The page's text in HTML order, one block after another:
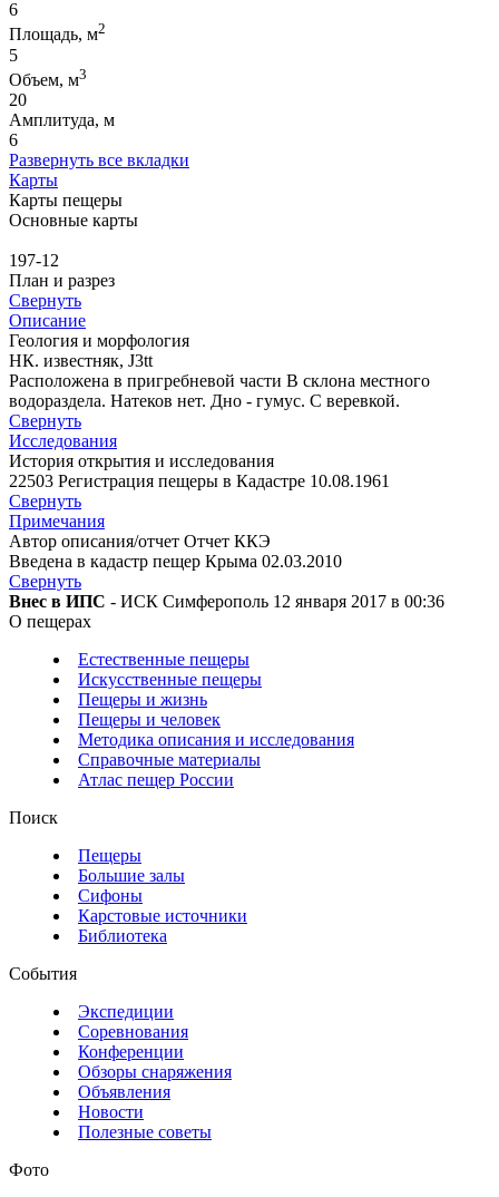
6
Площадь, м2
5
Объем, м3
20
Амплитуда, м
6
Развернуть все вкладки
Карты
Карты пещеры
Основные карты
197-12
План и разрез
Свернуть
Описание
Геология и морфология
НК. известняк, J3tt
Расположена в пригребневой части В склона местного
водораздела. Натеков нет. Дно - гумус. С веревкой.
Свернуть
Исследования
История открытия и исследования
22503 Регистрация пещеры в Кадастре 10.08.1961
Свернуть
Примечания
Автор описания/отчет Отчет ККЭ
Введена в кадастр пещер Крыма 02.03.2010
Свернуть
Внес в ИПС - ИСК Симферополь 12 января 2017 в 00:36
О пещерах
Естественные пещеры
Искусственные пещеры
Пещеры и жизнь
Пещеры и человек
Методика описания и исследования
Справочные материалы
Атлас пещер России
Поиск
Пещеры
Большие залы
Сифоны
Карстовые источники
Библиотека
События
Экспедиции
Соревнования
Конференции
Обзоры снаряжения
Объявления
Новости
Полезные советы
Фото